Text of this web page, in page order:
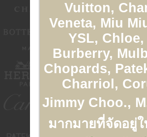
Vuitton,
Veneta, Miu
YSL,
Burberry,
Chopards,
Charriol,
Jimmy Choo.,
มากมายที่จัดอยู่